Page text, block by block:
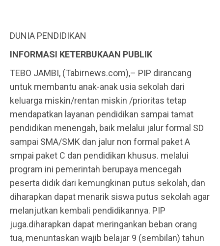
DUNIA PENDIDIKAN
INFORMASI KETERBUKAAN PUBLIK
TEBO JAMBI, (Tabirnews.com),– PIP dirancang
untuk membantu anak-anak usia sekolah dari
keluarga miskin/rentan miskin /prioritas tetap
mendapatkan layanan pendidikan sampai tamat
pendidikan menengah, baik melalui jalur formal SD
sampai SMA/SMK dan jalur non formal paket A
smpai paket C dan pendidikan khusus. melalui
program ini pemerintah berupaya mencegah
peserta didik dari kemungkinan putus sekolah, dan
diharapkan dapat menarik siswa putus sekolah agar
melanjutkan kembali pendidikannya. PIP
juga.diharapkan dapat meringankan beban orang
tua, menuntaskan wajib belajar 9 (sembilan) tahun